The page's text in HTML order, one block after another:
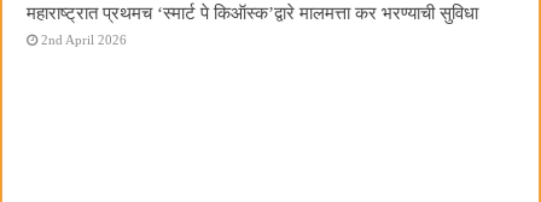
महाराष्ट्रात प्रथमच ‌‘स्मार्ट पे किऑस्क‌’द्वारे मालमत्ता कर भरण्याची सुविधा
2nd April 2026